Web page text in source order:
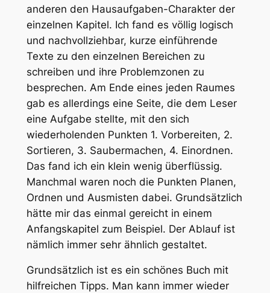
anderen den Hausaufgaben-Charakter der
einzelnen Kapitel. Ich fand es völlig logisch
und nachvollziehbar, kurze einführende
Texte zu den einzelnen Bereichen zu
schreiben und ihre Problemzonen zu
besprechen. Am Ende eines jeden Raumes
gab es allerdings eine Seite, die dem Leser
eine Aufgabe stellte, mit den sich
wiederholenden Punkten 1. Vorbereiten, 2.
Sortieren, 3. Saubermachen, 4. Einordnen.
Das fand ich ein klein wenig überflüssig.
Manchmal waren noch die Punkten Planen,
Ordnen und Ausmisten dabei. Grundsätzlich
hätte mir das einmal gereicht in einem
Anfangskapitel zum Beispiel. Der Ablauf ist
nämlich immer sehr ähnlich gestaltet.
Grundsätzlich ist es ein schönes Buch mit
hilfreichen Tipps. Man kann immer wieder